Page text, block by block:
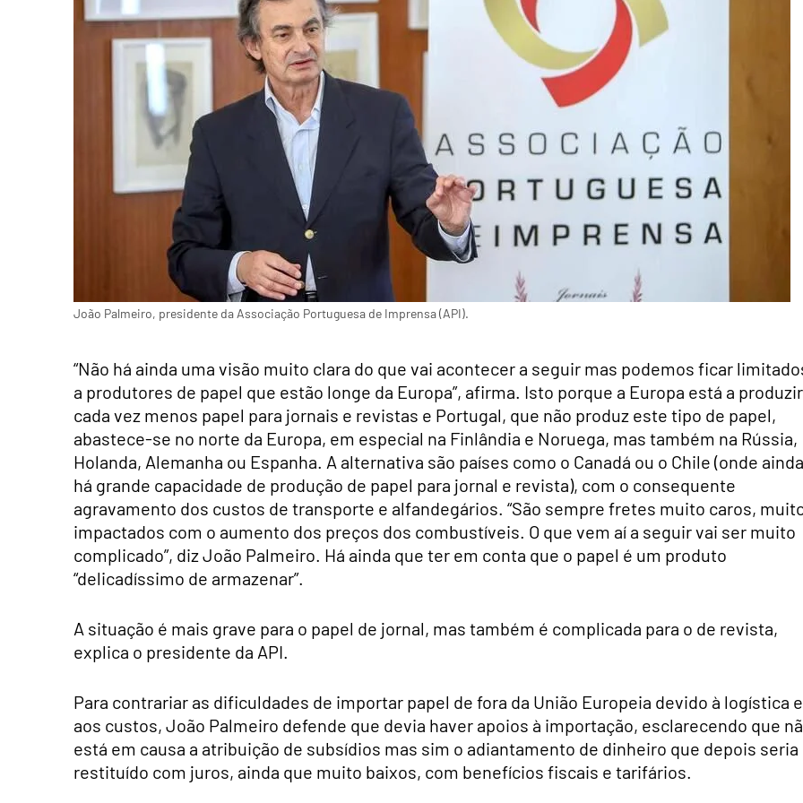
João Palmeiro, presidente da Associação Portuguesa de Imprensa (API).
“Não há ainda uma visão muito clara do que vai acontecer a seguir mas podemos ficar
a produtores de papel que estão longe da Europa”, afirma. Isto porque a Europa está a produzir
cada vez menos papel para jornais e revistas e Portugal, que não produz este tipo de papel,
abastece-se no norte da Europa, em especial na Finlândia e Noruega, mas também na Rússia,
Holanda, Alemanha ou Espanha. A alternativa são países como o Canadá ou o Chile (onde ainda
há grande capacidade de produção de papel para jornal e revista), com o consequente
agravamento dos custos de transporte e alfandegários. “São sempre fretes muito caros,
impactados com o aumento dos preços dos combustíveis. O que vem aí a seguir vai ser muito
complicado”, diz João Palmeiro. Há ainda que ter em conta que o papel é um produto
“delicadíssimo de armazenar”.
A situação é mais grave para o papel de jornal, mas também é complicada para o de revista,
explica o presidente da API.
Para contrariar as dificuldades de importar papel de fora da União Europeia devido à logística e
aos custos, João Palmeiro defende que devia haver apoios à importação, esclarecendo que
está em causa a atribuição de subsídios mas sim o adiantamento de dinheiro que depois seria
restituído com juros, ainda que muito baixos, com benefícios fiscais e tarifários.